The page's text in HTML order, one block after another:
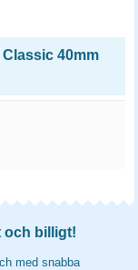
40mm
och billigt!
med snabba